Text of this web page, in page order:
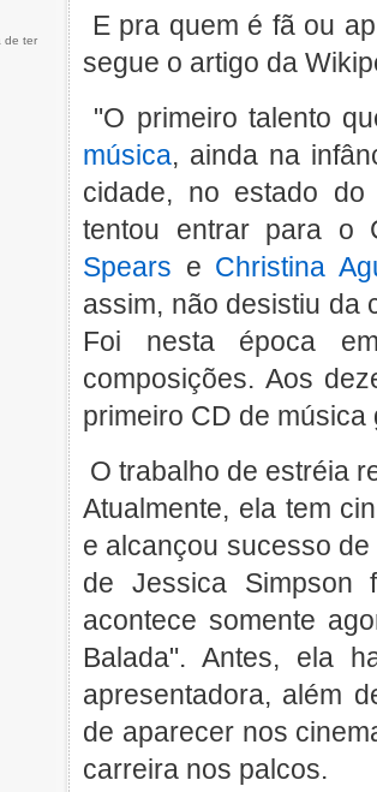
E pra quem é fã ou
segue o artigo da
"O primeiro talento
música, ainda na
cidade, no estado do
tentou entrar para o
Spears e Christina
assim, não desistiu da
Foi nesta época
composições. Aos
primeiro CD de
O trabalho de estréia
Atualmente, ela tem
e alcançou sucesso
de Jessica Simpson
acontece somente
Balada". Antes, ela
apresentadora, além
de aparecer nos
carreira nos palcos.
de ter